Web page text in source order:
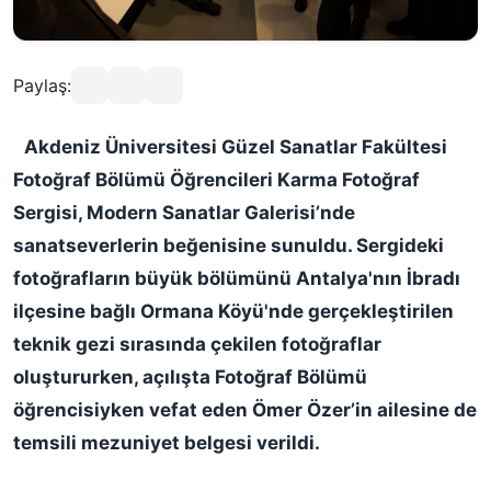
Paylaş:
Akdeniz Üniversitesi Güzel Sanatlar Fakültesi
Fotoğraf Bölümü Öğrencileri Karma Fotoğraf
Sergisi, Modern Sanatlar Galerisi’nde
sanatseverlerin beğenisine sunuldu. Sergideki
fotoğrafların büyük bölümünü Antalya'nın İbradı
ilçesine bağlı Ormana Köyü'nde gerçekleştirilen
teknik gezi sırasında çekilen fotoğraflar
oluştururken, açılışta Fotoğraf Bölümü
öğrencisiyken vefat eden Ömer Özer’in ailesine de
temsili mezuniyet belgesi verildi.